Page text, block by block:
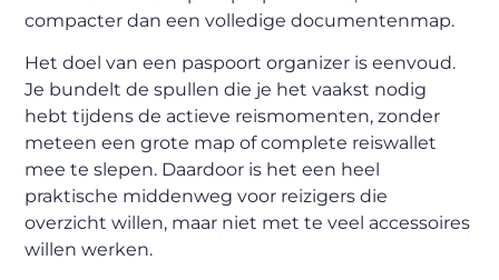
compacter dan een volledige documentenmap.
Het doel van een paspoort organizer is eenvoud.
Je bundelt de spullen die je het vaakst nodig
hebt tijdens de actieve reismomenten, zonder
meteen een grote map of complete reiswallet
mee te slepen. Daardoor is het een heel
praktische middenweg voor reizigers die
overzicht willen, maar niet met te veel accessoires
willen werken.